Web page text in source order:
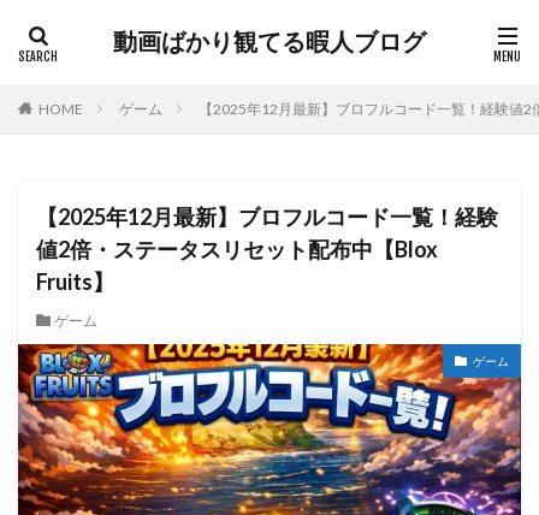
動画ばかり観てる暇人ブログ
HOME ゲーム 【2025年12月最新】ブロフルコード一覧！経験値
【2025年12月最新】ブロフルコード一覧！経験
値2倍・ステータスリセット配布中【Blox
Fruits】
ゲーム
ゲーム